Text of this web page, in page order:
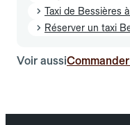
Taxi de Bessières
Réserver un taxi
Voir aussi